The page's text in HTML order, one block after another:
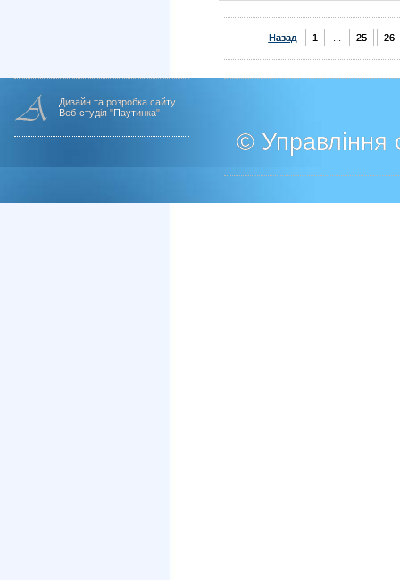
Назад 1 ... 25 26
Дизайн та розробка сайту
Веб-студія "Паутинка"
© Управління